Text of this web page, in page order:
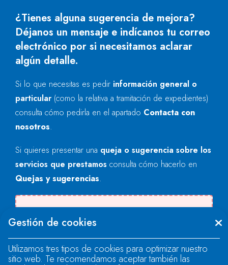
¿Tienes alguna sugerencia de mejora?
Déjanos un mensaje e indícanos tu correo
electrónico por si necesitamos aclarar
algún detalle.
Si lo que necesitas es pedir información general o
particular (como la relativa a tramitación de expedientes)
consulta cómo pedirla en el apartado Contacta con
nosotros.
Si quieres presentar una queja o sugerencia sobre los
servicios que prestamos consulta cómo hacerlo en
Quejas y sugerencias.
"text".
Gestión de cookies
Utilizamos tres tipos de cookies para optimizar nuestro
sitio web. Te recomendamos aceptar también las